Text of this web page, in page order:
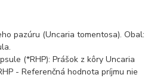
pazúru (Uncaria tomentosa). Obal:
(*RHP): Prášok z kôry Uncaria
- Referenčná hodnota príjmu nie